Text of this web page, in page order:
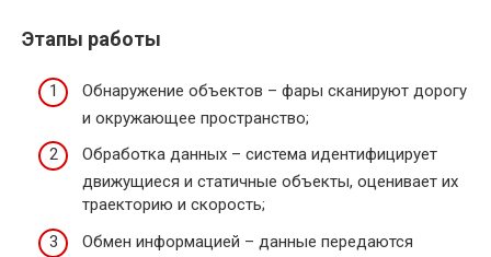
Этапы работы
Обнаружение объектов – фары сканируют дорогу
и окружающее пространство;
Обработка данных – система идентифицирует
движущиеся и статичные объекты, оценивает их
траекторию и скорость;
Обмен информацией – данные передаются